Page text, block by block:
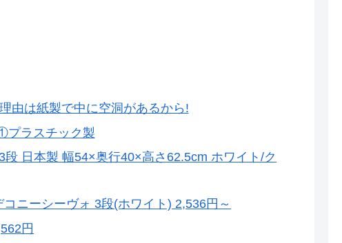
由は紙製で中に空洞があるから!
プラスチック製
日本製 幅54×奥行40×高さ62.5cm ホワイト/ク
ニーシーヴォ 3段(ホワイト) 2,536円～
円